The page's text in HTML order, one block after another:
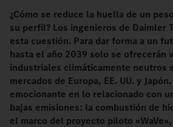
¿Cómo se reduce la huella de un
su perfil? Los ingenieros de Daimler
esta cuestión. Para dar forma a un
hasta el año 2039 solo se ofrecerán
industriales climáticamente neutros
mercados de Europa, EE. UU. y
emocionante en lo relacionado con
bajas emisiones: la combustión de
el marco del proyecto piloto